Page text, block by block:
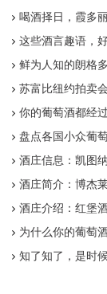
喝酒择日，霞多
这些酒言趣语，
鲜为人知的朗格
苏富比纽约拍卖
你的葡萄酒都经
盘点各国小众葡
酒庄信息：凯图
酒庄简介：博杰
酒庄介绍：红堡
为什么你的葡萄
知了知了，是时